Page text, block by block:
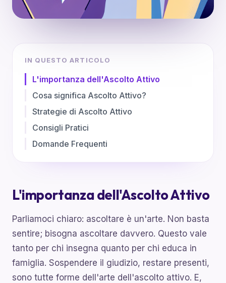
IN QUESTO ARTICOLO
L'importanza dell'Ascolto Attivo
Cosa significa Ascolto Attivo?
Strategie di Ascolto Attivo
Consigli Pratici
Domande Frequenti
L'importanza dell'Ascolto Attivo
Parliamoci chiaro: ascoltare è un'arte. Non basta
sentire; bisogna ascoltare davvero. Questo vale
tanto per chi insegna quanto per chi educa in
famiglia. Sospendere il giudizio, restare presenti,
sono tutte forme dell'arte dell'ascolto attivo. E,